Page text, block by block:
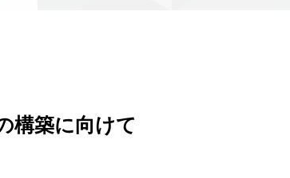
構築に向けて